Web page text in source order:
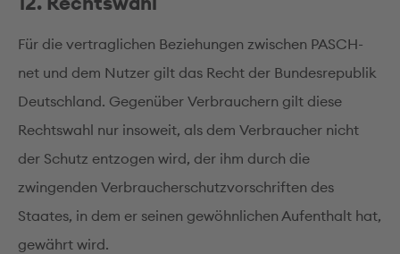
Für die vertraglichen Beziehungen zwischen PASCH-
net und dem Nutzer gilt das Recht der Bundesrepublik
Deutschland. Gegenüber Verbrauchern gilt diese
Rechtswahl nur insoweit, als dem Verbraucher nicht
der Schutz entzogen wird, der ihm durch die
zwingenden Verbraucherschutzvorschriften des
Staates, in dem er seinen gewöhnlichen Aufenthalt hat,
gewährt wird.